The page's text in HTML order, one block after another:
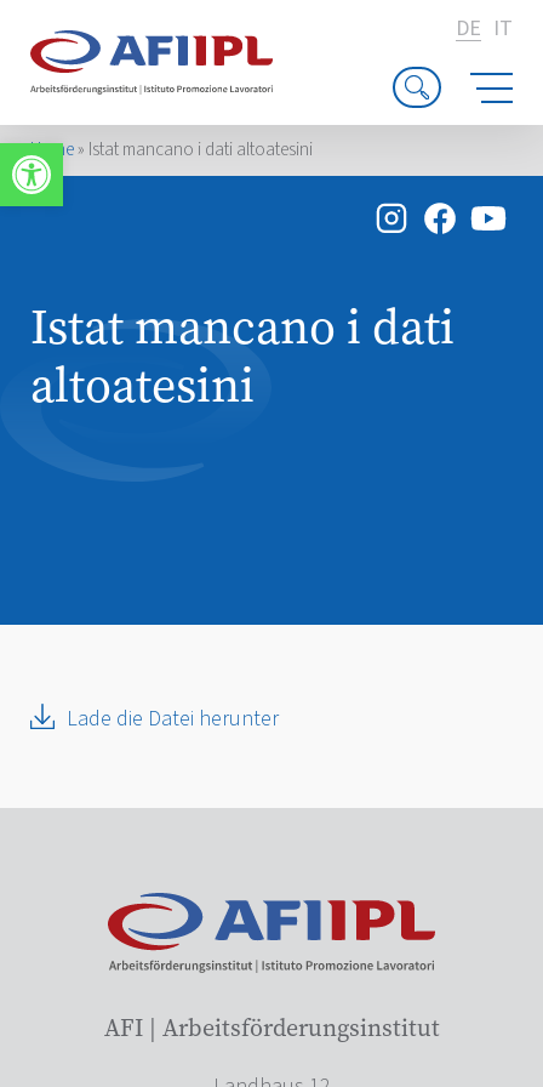
Werkzeugleiste öffnen
DE IT
Home» Istat mancano i dati altoatesini
Istat mancano i dati
altoatesini
Lade die Datei herunter
AFI | Arbeitsförderungsinstitut